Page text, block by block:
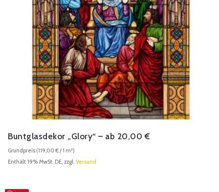
Buntglasdekor „Glory“ – ab 20,00 €
Grundpreis (119,00 €/ 1 m²)
Enthält 19% MwSt. DE, zzgl. Versand